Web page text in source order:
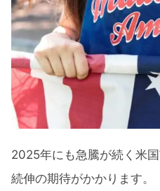
徹底解説！
おすすめテクノ
要
おすすめテクノ
去リターン
テクノロジー・
数の組入れ銘柄
おすすめテクノ
2025年にも急騰が続く米
続伸の期待がかかります。